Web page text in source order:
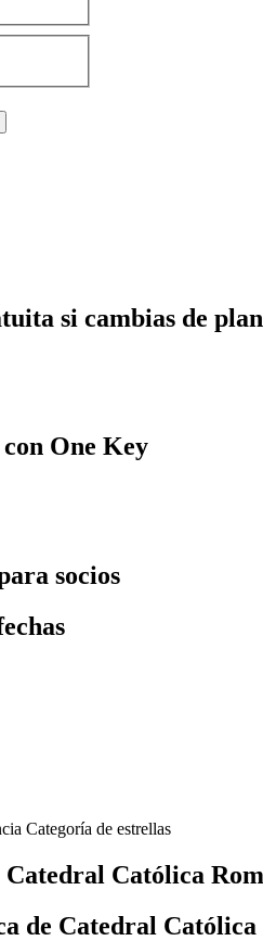
si cambias de
One Key
socios
Categoría de estrellas
Catedral Católica
de Catedral